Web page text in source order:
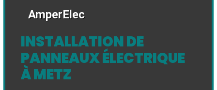
AmperElec
INSTALLATION DE
PANNEAUX ÉLECTRIQUE
À METZ